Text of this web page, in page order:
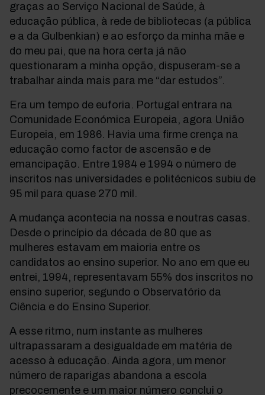
graças ao Serviço Nacional de Saúde, à
educação pública, à rede de bibliotecas (a pública
e a da Gulbenkian) e ao esforço da minha mãe e
do meu pai, que na hora certa já não
questionaram a minha opção, dispuseram-se a
trabalhar ainda mais para me “dar estudos”.
Era um tempo de euforia. Portugal entrara na
Comunidade Económica Europeia, agora União
Europeia, em 1986. Havia uma firme crença na
educação como factor de ascensão e de
emancipação. Entre 1984 e 1994 o número de
inscritos nas universidades e politécnicos subiu de
95 mil para quase 270 mil.
A mudança acontecia na nossa e noutras casas.
Desde o princípio da década de 80 que as
mulheres estavam em maioria entre os
candidatos ao ensino superior. No ano em que eu
entrei, 1994, representavam 55% dos inscritos no
ensino superior, segundo o Observatório da
Ciência e do Ensino Superior.
A esse ritmo, num instante as mulheres
ultrapassaram a desigualdade em matéria de
acesso à educação. Ainda agora, um menor
número de raparigas abandona a escola
precocemente e um maior número conclui o